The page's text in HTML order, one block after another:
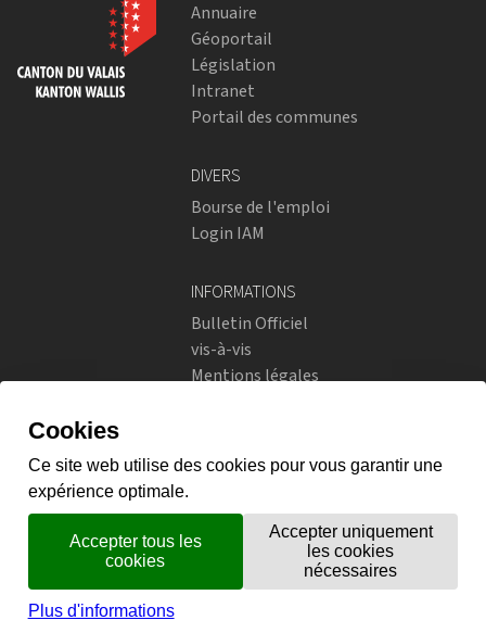
Annuaire
Géoportail
Législation
Intranet
Portail des communes
DIVERS
Bourse de l'emploi
Login IAM
INFORMATIONS
Bulletin Officiel
vis-à-vis
Mentions légales
Instagram
flickr